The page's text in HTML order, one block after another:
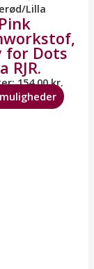
Lilla
Pink
for Dots
RJR.
154,00kr.
kan